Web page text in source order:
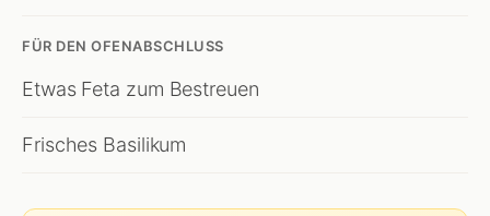
FÜR DEN OFENABSCHLUSS
Etwas Feta zum Bestreuen
Frisches Basilikum